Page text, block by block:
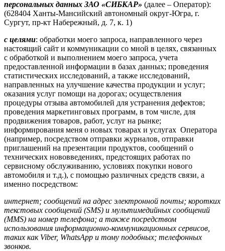
персональных данных ЗАО «СИБКАР» (далее – Оператор):
(628404 Ханты-Мансийский автономный округ-Югра, г.
Сургут, пр-кт Набережный, д. 7, к. 1)
с целями: обработки моего запроса, направленного через
настоящий сайт и коммуникации со мной в целях, связанных
с обработкой и выполнением моего запроса, учета
предоставленной информации в базах данных; проведения
статистических исследований, а также исследований,
направленных на улучшение качества продукции и услуг;
оказания услуг помощи на дорогах; осуществления
процедуры отзыва автомобилей для устранения дефектов;
проведения маркетинговых программ, в том числе, для
продвижения товаров, работ, услуг на рынке;
информирования меня о новых товарах и услугах Оператора
(например, посредством отправки журналов, отправки
приглашений на презентации продуктов, сообщений о
технических нововведениях, предстоящих работах по
сервисному обслуживанию, условиях покупки нового
автомобиля и т.д.), с помощью различных средств связи, а
именно посредством:
интернет; сообщений на адрес электронной почты; коротких
текстовых сообщений (SMS) и мультимедийных сообщений
(MMS) на номер телефона; а также посредством
использования информационно-коммуникационных сервисов,
таких как Viber, WhatsApp и тому подобных; телефонных
звонков.